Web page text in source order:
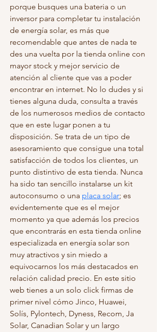
porque busques una bateria o un
inversor para completar tu instalación
de energía solar, es más que
recomendable que antes de nada te
des una vuelta por la tienda online con
mayor stock y mejor servicio de
atención al cliente que vas a poder
encontrar en internet. No lo dudes y si
tienes alguna duda, consulta a través
de los numerosos medios de contacto
que en este lugar ponen a tu
disposición. Se trata de un tipo de
asesoramiento que consigue una total
satisfacción de todos los clientes, un
punto distintivo de esta tienda. Nunca
ha sido tan sencillo instalarse un kit
autoconsumo o una placa solar; es
evidentemente que es el mejor
momento ya que además los precios
que encontrarás en esta tienda online
especializada en energía solar son
muy atractivos y sin miedo a
equivocarnos los más destacados en
relación calidad precio. En este sitio
web tienes a un solo click firmas de
primer nivel cómo Jinco, Huawei,
Solís, Pylontech, Dyness, Recom, Ja
Solar, Canadian Solar y un largo